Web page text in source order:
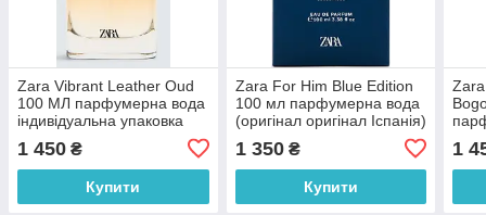
Zara Vibrant Leather Oud
100 МЛ парфумерна вода
індивідуальна упаковка
оригінал Іспанія)
1 450 ₴
Купити
Zara For Him Blue Edition
100 мл парфумерна вода
(оригінал оригінал Іспанія)
1 350₴
Купити
1